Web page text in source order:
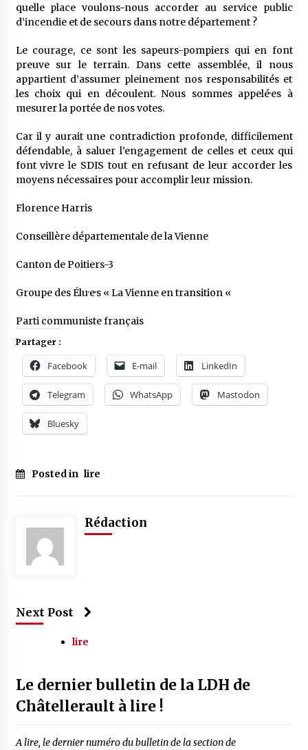
quelle place voulons-nous accorder au service public
d’incendie et de secours dans notre département ?
Le courage, ce sont les sapeurs-pompiers qui en font
preuve sur le terrain. Dans cette assemblée, il nous
appartient d’assumer pleinement nos responsabilités et
les choix qui en découlent. Nous sommes appelé·es à
mesurer la portée de nos votes.
Car il y aurait une contradiction profonde, difficilement
défendable, à saluer l’engagement de celles et ceux qui
font vivre le SDIS tout en refusant de leur accorder les
moyens nécessaires pour accomplir leur mission.
Florence Harris
Conseillère départementale de la Vienne
Canton de Poitiers-3
Groupe des Élu·e·s « La Vienne en transition «
Parti communiste français
Partager :
Facebook E-mail LinkedIn
Telegram WhatsApp Mastodon
Bluesky
Posted in lire
Rédaction
Next Post
lire
Le dernier bulletin de la LDH de
Châtellerault à lire !
A lire, le dernier numéro du bulletin de la section de